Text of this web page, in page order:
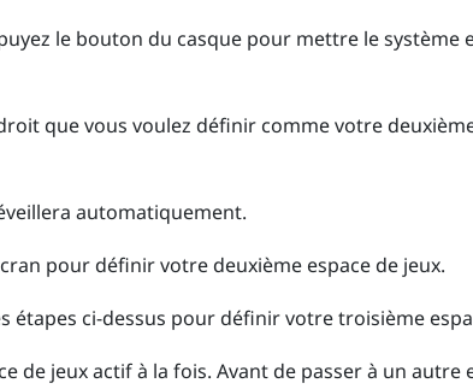
le bouton du casquepour mettre le système
que vous voulez définir comme votre
automatiquement.
pour définir votre deuxième espace de jeux.
étapes ci-dessus pour définir votre troisième
de jeux actif à la fois. Avant de passer à un autre